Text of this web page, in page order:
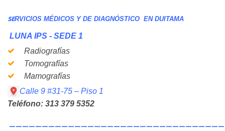
SERVICIOS MÉDICOS Y DE DIAGNÓSTICO EN DUITAMA
LUNA IPS - SEDE 1
Radiografías
Tomografías
Mamografías
Calle 9 #31-75 – Piso 1
Teléfono: 313 379 5352